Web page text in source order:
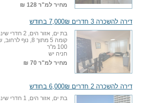
מחיר למ"ר 128 ₪
דירה להשכרה 3 חדרים 7,000₪ בחודש
בת ים, אזור הים, 2 חדרי שינה + סלון
קומה 5 מתוך 8, נוף לרחוב, שטח דירה
100 מ"ר
חניה יש
מחיר למ"ר 70 ₪
דירה להשכרה 2 חדרים 6,000₪ בחודש
בת ים, אזור הים, 1 חדרי שינה + סלון